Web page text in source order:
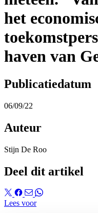
het
haven van
Publicatiedatum
06/09/22
Auteur
Stijn De Roo
Deel dit artikel
Lees voor